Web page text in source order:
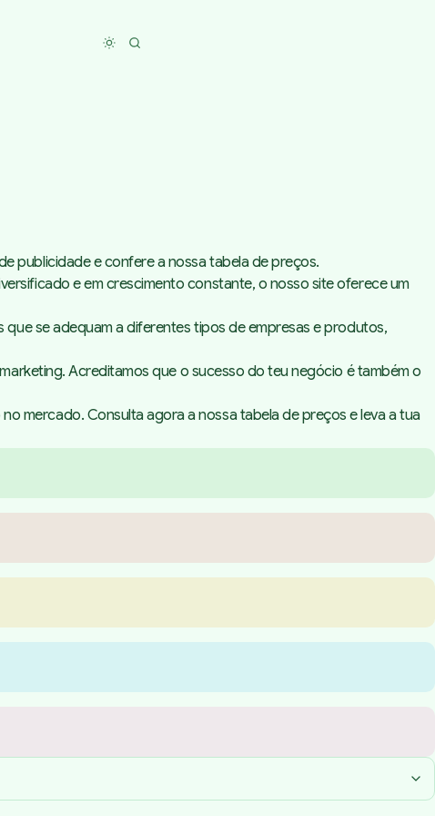
Toggle dark mode
publicidade e confere a nossa tabela de preços.
e em crescimento constante, o nosso site oferece um
se adequam a diferentes tipos de empresas e produtos,
Acreditamos que o sucesso do teu negócio é também o
mercado. Consulta agora a nossa tabela de preços e leva a tua